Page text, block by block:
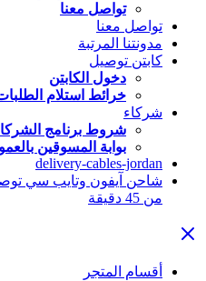
تواصل معنا
تواصل معنا
مدونتنا المرتبة
كابتن توصيل
دخول الكابتن
خرائط استلام
شركاء
شروط برنامج
بوابة المسوقين
delivery-cables-jordan
شاحن آيفون وتايب سي
من 45 دقيقة
أقسام المتجر